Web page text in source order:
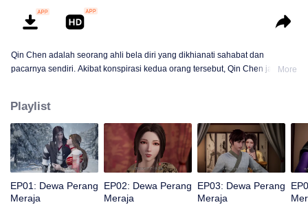
Qin Chen adalah seorang ahli bela diri yang dikhianati sahabat dan
pacarnya sendiri. Akibat konspirasi kedua orang tersebut, Qin Chen jatuh ke
kehidupan barunya dan melindungi semua yang ia cintai, Qin Chen mulai
berlatih seni bela diri lagi dengan gigih.
More
Playlist
EP01: Dewa Perang
Meraja
EP02: Dewa Perang
Meraja
EP03: Dewa Perang
Meraja